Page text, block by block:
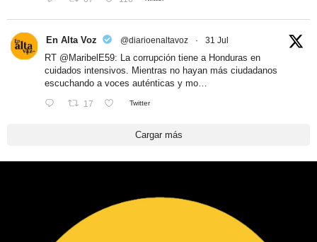
En Alta Voz @diarioenaltavoz · 31 Jul
RT @MaribelE59: La corrupción tiene a Honduras en
cuidados intensivos. Mientras no hayan más ciudadanos
escuchando a voces auténticas y mo…
17 Twitter
Cargar más